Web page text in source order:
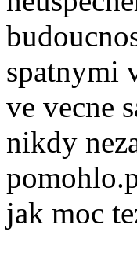
spatnymi
ve vecne
nikdy
jak moc